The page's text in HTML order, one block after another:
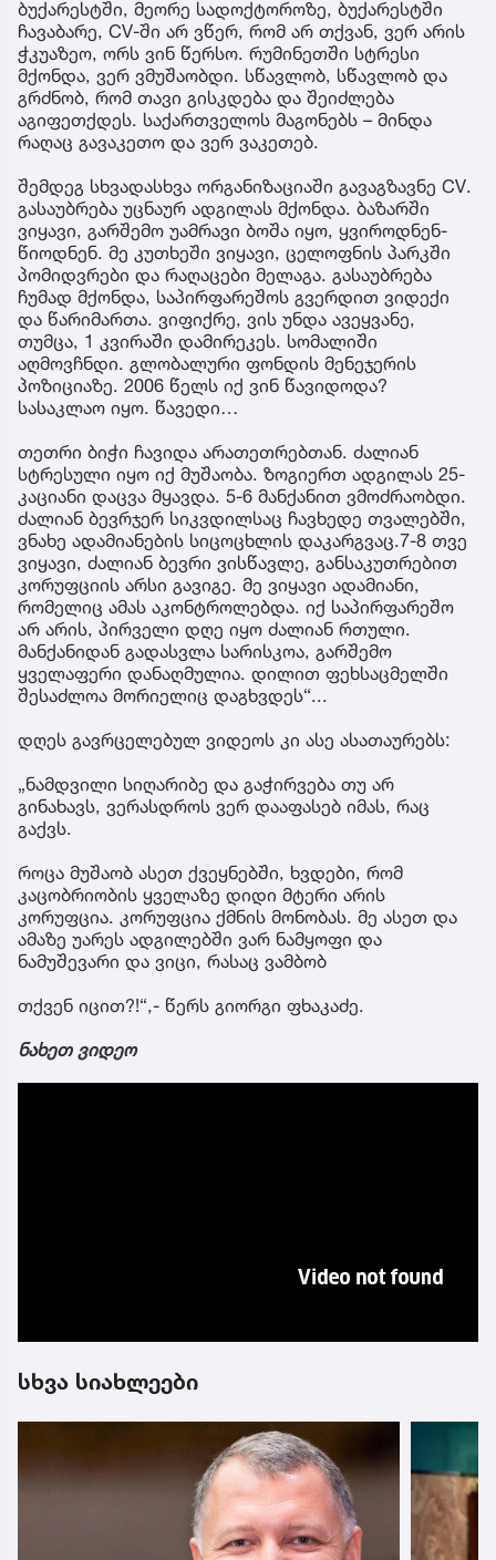
ბუქარესტში, მეორე სადოქტოროზე, ბუქარესტში
ჩავაბარე, CV-ში არ ვწერ, რომ არ თქვან, ვერ არის
ჭკუაზეო, ორს ვინ წერსო. რუმინეთში სტრესი
მქონდა, ვერ ვმუშაობდი. სწავლობ, სწავლობ და
გრძნობ, რომ თავი გისკდება და შეიძლება
აგიფეთქდეს. საქართველოს მაგონებს – მინდა
რაღაც გავაკეთო და ვერ ვაკეთებ.
შემდეგ სხვადასხვა ორგანიზაციაში გავაგზავნე CV.
გასაუბრება უცნაურ ადგილას მქონდა. ბაზარში
ვიყავი, გარშემო უამრავი ბოშა იყო, ყვიროდნენ-
წიოდნენ. მე კუთხეში ვიყავი, ცელოფნის პარკში
პომიდვრები და რაღაცები მელაგა. გასაუბრება
ჩუმად მქონდა, საპირფარეშოს გვერდით ვიდექი
და წარიმართა. ვიფიქრე, ვის უნდა ავეყვანე,
თუმცა, 1 კვირაში დამირეკეს. სომალიში
აღმოვჩნდი. გლობალური ფონდის მენეჯერის
პოზიციაზე. 2006 წელს იქ ვინ წავიდოდა?
სასაკლაო იყო. წავედი…
თეთრი ბიჭი ჩავიდა არათეთრებთან. ძალიან
სტრესული იყო იქ მუშაობა. ზოგიერთ ადგილას 25-
კაციანი დაცვა მყავდა. 5-6 მანქანით ვმოძრაობდი.
ძალიან ბევრჯერ სიკვდილსაც ჩავხედე თვალებში,
ვნახე ადამიანების სიცოცხლის დაკარგვაც.7-8 თვე
ვიყავი, ძალიან ბევრი ვისწავლე, განსაკუთრებით
კორუფციის არსი გავიგე. მე ვიყავი ადამიანი,
რომელიც ამას აკონტროლებდა. იქ საპირფარეშო
არ არის, პირველი დღე იყო ძალიან რთული.
მანქანიდან გადასვლა სარისკოა, გარშემო
ყველაფერი დანაღმულია. დილით ფეხსაცმელში
შესაძლოა მორიელიც დაგხვდეს“...
დღეს გავრცელებულ ვიდეოს კი ასე ასათაურებს:
„ნამდვილი სიღარიბე და გაჭირვება თუ არ
გინახავს, ვერასდროს ვერ დააფასებ იმას, რაც
გაქვს.
როცა მუშაობ ასეთ ქვეყნებში, ხვდები, რომ
კაცობრიობის ყველაზე დიდი მტერი არის
კორუფცია. კორუფცია ქმნის მონობას. მე ასეთ და
ამაზე უარეს ადგილებში ვარ ნამყოფი და
ნამუშევარი და ვიცი, რასაც ვამბობ
️თქვენ იცით?!“,- წერს გიორგი ფხაკაძე.
ნახეთ ვიდეო
სხვა სიახლეები